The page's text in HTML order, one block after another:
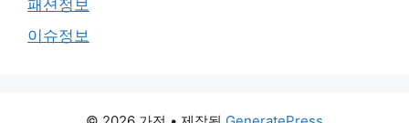
패션정보
이슈정보